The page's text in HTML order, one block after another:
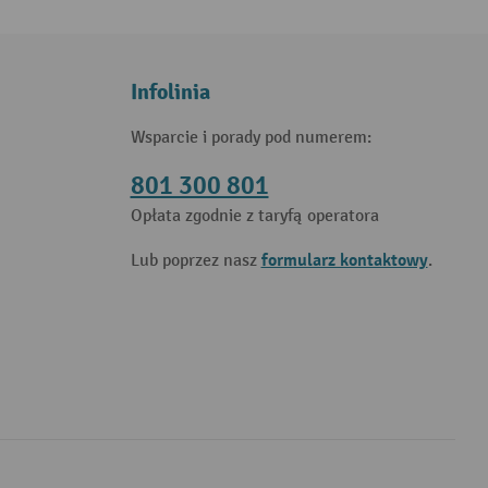
Infolinia
Wsparcie i porady pod numerem:
801 300 801
Opłata zgodnie z taryfą operatora
Lub poprzez nasz formularz kontaktowy.